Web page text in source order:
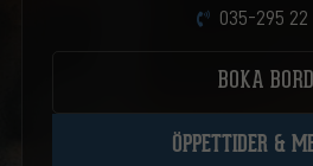
035-295 22
BOKA BORD
ÖPPETTIDER &